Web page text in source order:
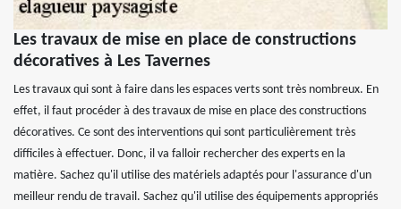
Les travaux de mise en place de constructions
décoratives à Les Tavernes
Les travaux qui sont à faire dans les espaces verts sont très nombreux. En
effet, il faut procéder à des travaux de mise en place des constructions
décoratives. Ce sont des interventions qui sont particulièrement très
difficiles à effectuer. Donc, il va falloir rechercher des experts en la
matière. Sachez qu'il utilise des matériels adaptés pour l'assurance d'un
meilleur rendu de travail. Sachez qu'il utilise des équipements appropriés